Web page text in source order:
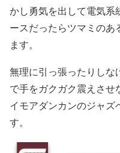
かし勇気を出して電気系
ースだったらツマミのあ
ます。
無理に引っ張ったりしな
で手をガクガク震えさせ
イモアダンカンのジャズ
す。